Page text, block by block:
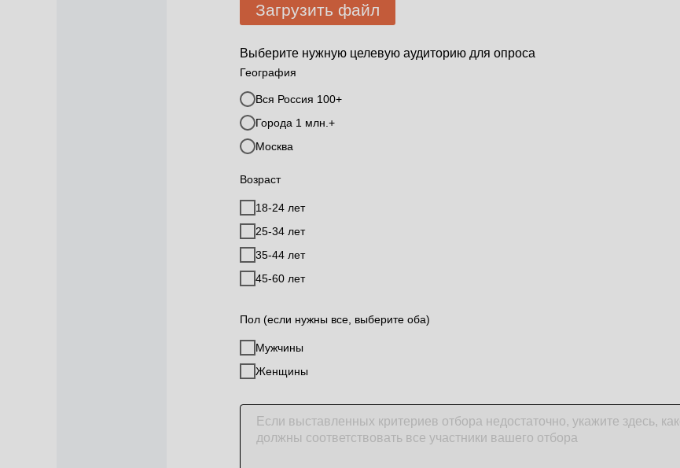
Загрузить файл
Выберите нужную целевую аудиторию для опроса
География
Вся Россия 100+
Города 1 млн.+
Москва
Возраст
18-24 лет
25-34 лет
35-44 лет
45-60 лет
Пол (если нужны все, выберите оба)
Мужчины
Женщины